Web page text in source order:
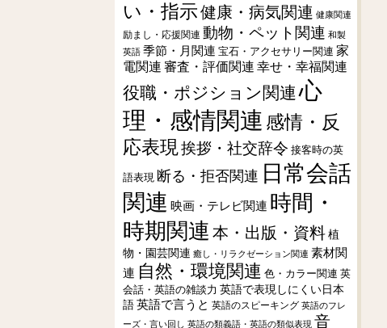
い・指示健康・病気関連 健康関連
励まし・応援関連 動物・ペット関連 和製
英語 季節・月関連 宝石・アクセサリー関連 家
電関連 審査・評価関連 幸せ・幸福関連
役職・ポジション関連 心
理・感情関連 感情・反
応表現挨拶・社交辞令 接客時の英
語表現 断る・拒否関連 日常会話
関連 映画・テレビ関連 時間・
時期関連 本・出版・資料植
物・園芸関連 癒し・リラクゼーション関連 素材関
連 自然・環境関連 色・カラー関連 英
会話・英語の雑談力 英語で表現しにくい日本
語 英語で言うと 英語のスピーキング 英語のフレ
ーズ・言い回し 英語の類義語・英語の類似表現 音